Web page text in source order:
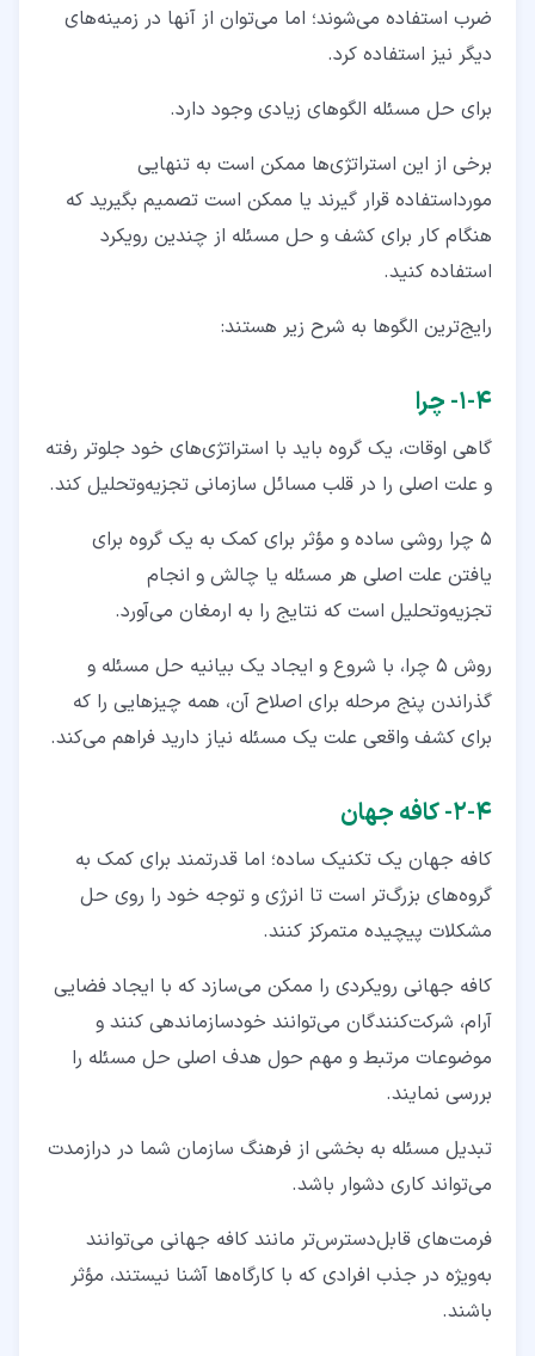
ضرب استفاده می‌شوند؛ اما می‌توان از آنها در زمینه‌های
دیگر نیز استفاده کرد.
برای حل مسئله الگو‌های زیادی وجود دارد.
برخی از این استراتژی‌ها ممکن است به‌ تنهایی
مورداستفاده قرار گیرند یا ممکن است تصمیم بگیرید که
هنگام کار برای کشف و حل مسئله از چندین رویکرد
استفاده کنید.
رایج‌ترین الگو‌ها به شرح زیر هستند:
۴‏-‏۱‏- چرا
گاهی اوقات، یک گروه باید با استراتژی‌های خود جلوتر رفته
و علت اصلی را در قلب مسائل سازمانی تجزیه‌وتحلیل کند.
5 چرا روشی ساده و مؤثر برای کمک به یک گروه برای
یافتن علت اصلی هر مسئله یا چالش و انجام
تجزیه‌وتحلیل است که نتایج را به ارمغان می‌آورد.
روش 5 چرا، با شروع و ایجاد یک بیانیه حل مسئله و
گذراندن پنج مرحله برای اصلاح آن، همه چیزهایی را که
برای کشف واقعی علت یک مسئله نیاز دارید فراهم می‌کند.
۴‏-‏۲‏- کافه جهان
کافه جهان یک تکنیک ساده؛ اما قدرتمند برای کمک به
گروه‌های بزرگ‌تر است تا انرژی و توجه خود را روی حل
مشکلات پیچیده متمرکز کنند.
کافه جهانی رویکردی را ممکن می‌سازد که با ایجاد فضایی
آرام، شرکت‌کنندگان می‌توانند خودسازماندهی کنند و
موضوعات مرتبط و مهم حول هدف اصلی حل مسئله را
بررسی نمایند.
تبدیل مسئله به بخشی از فرهنگ سازمان شما در درازمدت
می‌تواند کاری دشوار باشد.
فرمت‌های قابل‌دسترس‌تر مانند کافه جهانی می‌توانند
به‌ویژه در جذب افرادی که با کارگاه‌ها آشنا نیستند، مؤثر
باشند.